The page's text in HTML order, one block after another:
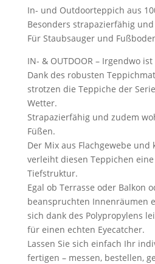
In- und Outdoorteppich aus
Besonders strapazierfähig
Für Staubsauger und
IN- & OUTDOOR – Irgendwo
Dank des robusten
strotzen die Teppiche der
Wetter.
Strapazierfähig und zudem
Füßen.
Der Mix aus Flachgewebe und
verleiht diesen Teppichen
Tiefstruktur.
Egal ob Terrasse oder Balkon
beanspruchten Innenräumen
sich dank des Polypropylens
für einen echten Eyecatcher.
Lassen Sie sich einfach Ihr
fertigen – messen, bestellen,